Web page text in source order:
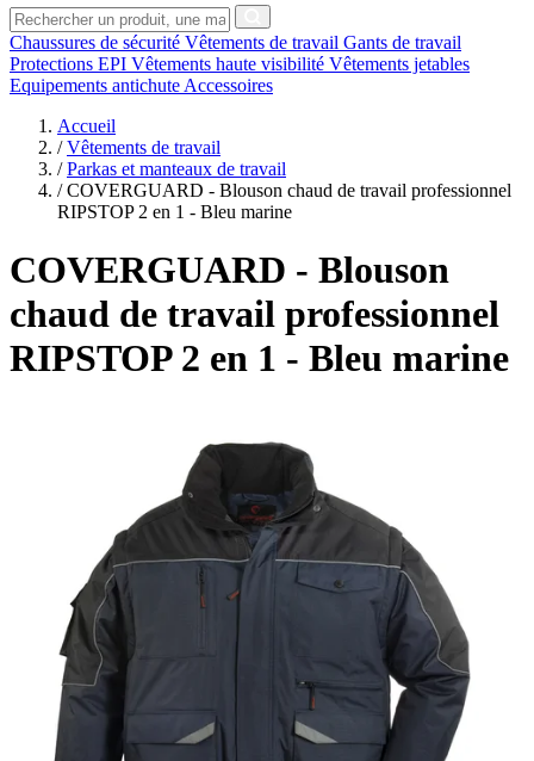
Chaussures de sécurité Vêtements de travail Gants de travail
Protections EPI Vêtements haute visibilité Vêtements jetables
Equipements antichute Accessoires
Accueil
/ Vêtements de travail
/ Parkas et manteaux de travail
/ COVERGUARD - Blouson chaud de travail professionnel
RIPSTOP 2 en 1 - Bleu marine
COVERGUARD - Blouson
chaud de travail professionnel
RIPSTOP 2 en 1 - Bleu marine